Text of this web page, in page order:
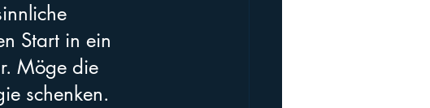
Start in ein
Möge die
schenken.